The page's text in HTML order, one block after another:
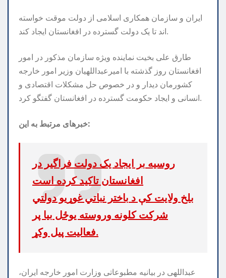
ایران و سازمان همکاری اسلامی از دولت موقت خواسته
اند تا یک دولت گسترده در افغانستان ایجاد کند.
طارق علی بخیت نماینده ویژه سازمان مذکور در امور
افغانستان روز گذشته با امیرعبداللهیان وزیر امور خارجه
کشورمان دیدار و در خصوص حل مشکلات اقتصادی و
انسانی و ایجاد حکومت گسترده در افغانستان گفتگو کرد.
خبرهای مرتبط به این:
روسیه بر ایجاد یک دولت فراگیر در
افغانستان تاکید کرده است
بلخ ولایت کې د باختر نباتي غوړیو دولتي
شرکت کلونه وروسته یوځل بیا پر
فعالیت پیل وکړ.
عبداللهی در بیانیه مطبوعاتی وزارت امور خارجه ایران،